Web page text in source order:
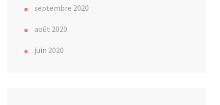
septembre 2020
août 2020
juin 2020